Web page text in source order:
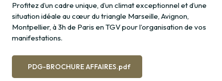
Profitez d’un cadre unique, d’un climat exceptionnel et d’une
situation idéale au cœur du triangle Marseille, Avignon,
Montpellier, à 3h de Paris en TGV pour l’organisation de vos
manifestations.
PDG-BROCHURE AFFAIRES.pdf